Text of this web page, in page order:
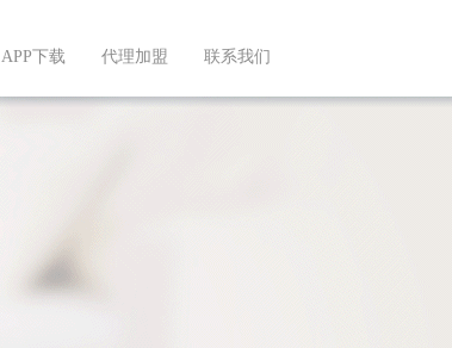
APP下载 代理加盟 联系我们